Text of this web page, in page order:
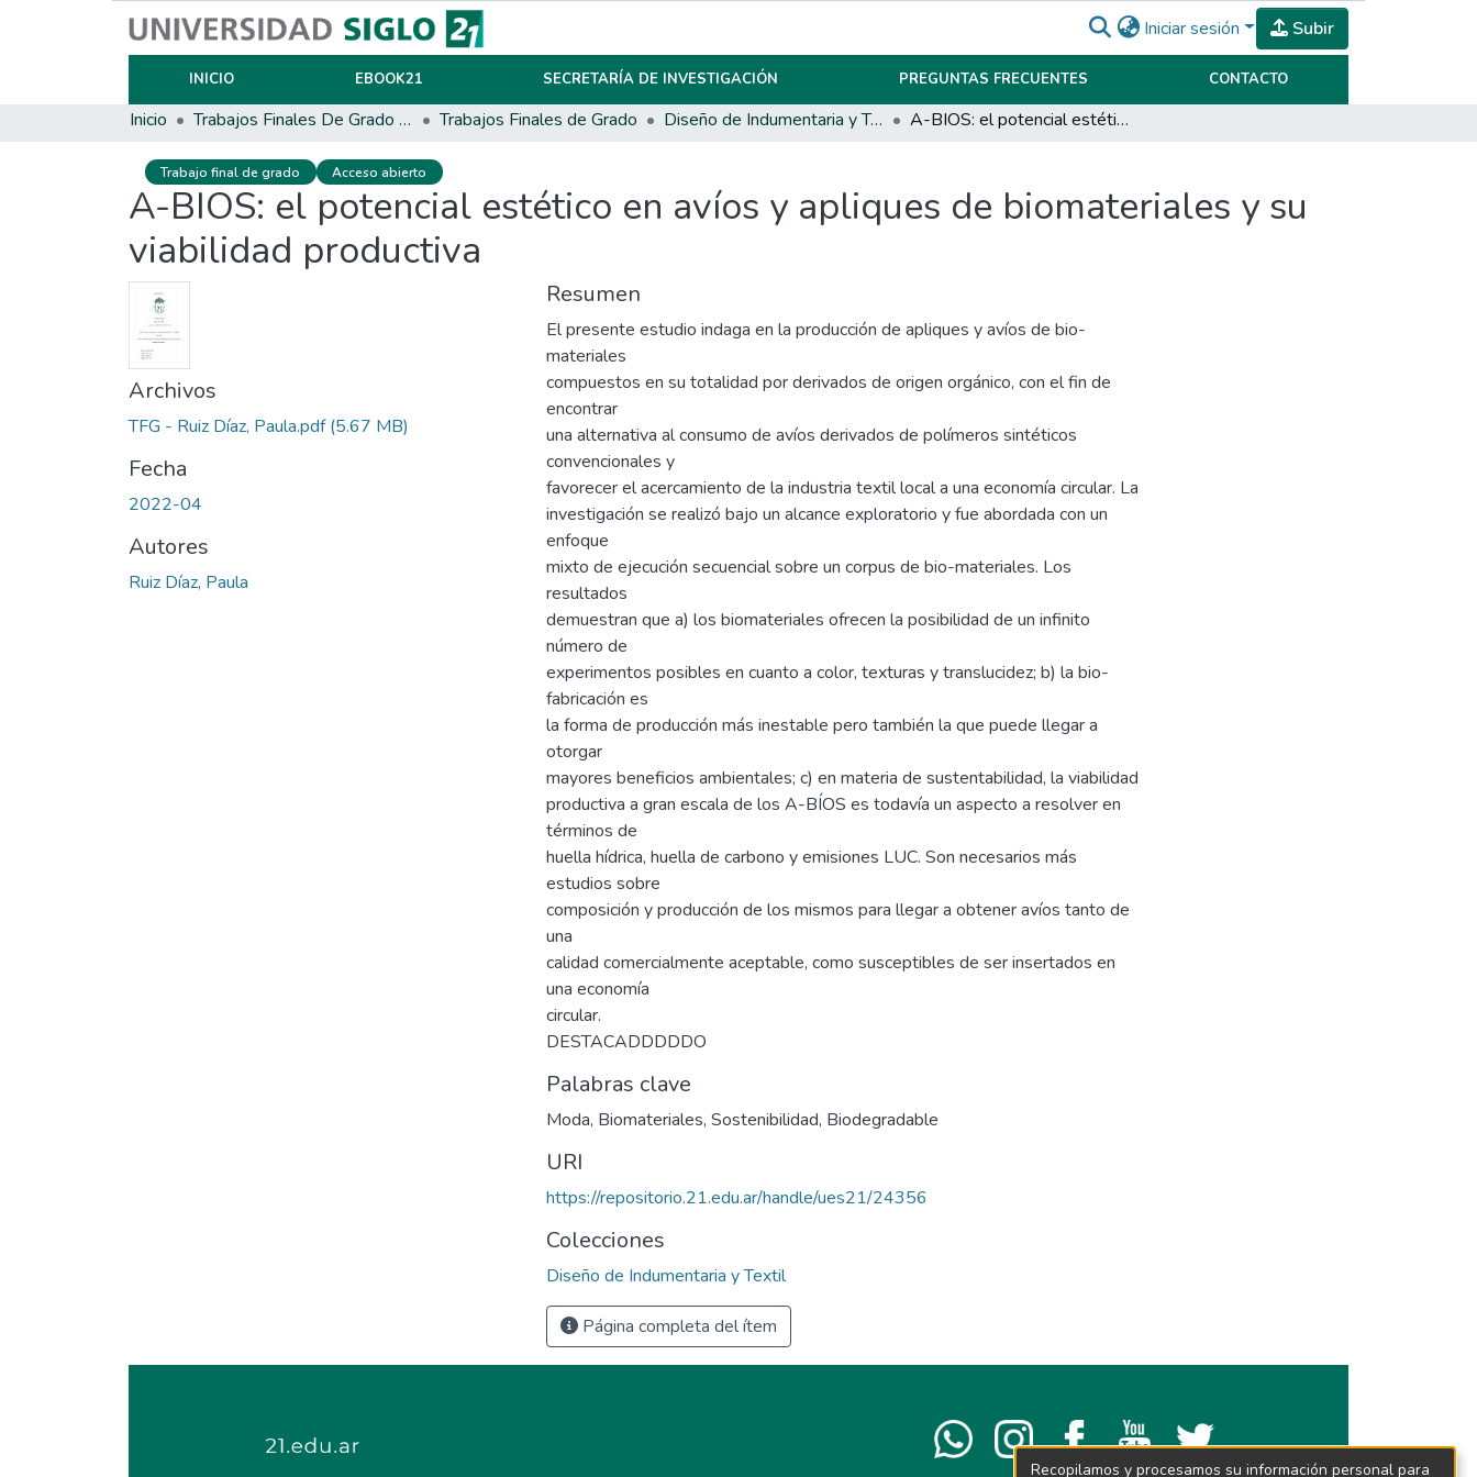
Iniciar sesión Subir
INICIO EBOOK21 SECRETARÍA DE INVESTIGACIÓN PREGUNTAS FRECUENTES CONTACTO
Inicio Trabajos Finales De Grado Y Posgrado Trabajos Finales de Grado Diseño de Indumentaria y Textil A-BIOS: el potencial estético en avíos y apliques de biomateriales y su viabilidad productiva
Trabajo final de grado Acceso abierto
A-BIOS: el potencial estético en avíos y apliques de biomateriales y su
viabilidad productiva
Archivos
TFG - Ruiz Díaz, Paula.pdf(5.67 MB)
Fecha
2022-04
Autores
Ruiz Díaz, Paula
Resumen
El presente estudio indaga en la producción de apliques y avíos de bio-
materiales
compuestos en su totalidad por derivados de origen orgánico, con el fin de
encontrar
una alternativa al consumo de avíos derivados de polímeros sintéticos
convencionales y
favorecer el acercamiento de la industria textil local a una economía circular. La
investigación se realizó bajo un alcance exploratorio y fue abordada con un
enfoque
mixto de ejecución secuencial sobre un corpus de bio-materiales. Los
resultados
demuestran que a) los biomateriales ofrecen la posibilidad de un infinito
número de
experimentos posibles en cuanto a color, texturas y translucidez; b) la bio-
fabricación es
la forma de producción más inestable pero también la que puede llegar a
otorgar
mayores beneficios ambientales; c) en materia de sustentabilidad, la viabilidad
productiva a gran escala de los A-BÍOS es todavía un aspecto a resolver en
términos de
huella hídrica, huella de carbono y emisiones LUC. Son necesarios más
estudios sobre
composición y producción de los mismos para llegar a obtener avíos tanto de
una
calidad comercialmente aceptable, como susceptibles de ser insertados en
una economía
circular.
DESTACADDDDDO
Palabras clave
Moda, Biomateriales, Sostenibilidad, Biodegradable
URI
https://repositorio.21.edu.ar/handle/ues21/24356
Colecciones
Diseño de Indumentaria y Textil
Página completa del ítem
Recopilamos y procesamos su información personal para